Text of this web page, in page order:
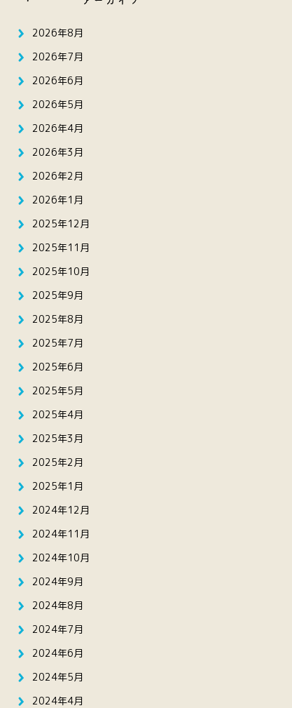
2026年8月
2026年7月
2026年6月
2026年5月
2026年4月
2026年3月
2026年2月
2026年1月
2025年12月
2025年11月
2025年10月
2025年9月
2025年8月
2025年7月
2025年6月
2025年5月
2025年4月
2025年3月
2025年2月
2025年1月
2024年12月
2024年11月
2024年10月
2024年9月
2024年8月
2024年7月
2024年6月
2024年5月
2024年4月